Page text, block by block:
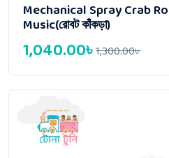
Mechanical Spray Crab
Music(রোবট কাঁকড়া)
1,300.00৳
1,040.00৳